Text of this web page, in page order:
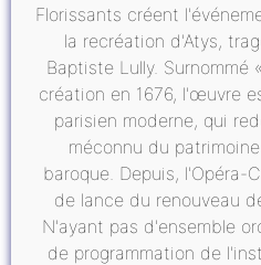
Florissants créent
la recréation d'Atys,
Baptiste Lully. Surnommé
création en 1676, l'œuvre
parisien moderne, qui
méconnu du
baroque. Depuis, l'Opéra-
de lance du renouveau
N'ayant pas d'ensemble
de programmation de